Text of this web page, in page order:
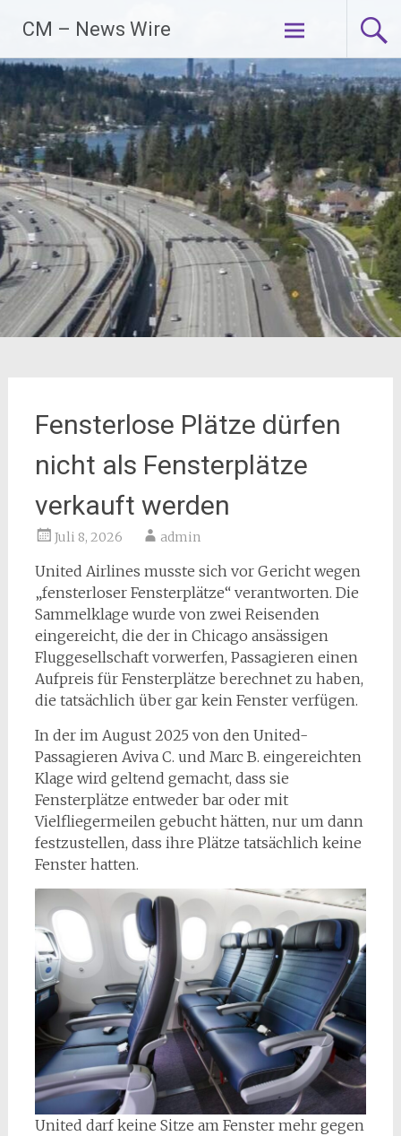
Inhalt
springen
CM – News Wire
Fensterlose Plätze dürfen
nicht als Fensterplätze
verkauft werden
Juli 8, 2026 admin
United Airlines musste sich vor Gericht wegen
„fensterloser Fensterplätze“ verantworten. Die
Sammelklage wurde von zwei Reisenden
eingereicht, die der in Chicago ansässigen
Fluggesellschaft vorwerfen, Passagieren einen
Aufpreis für Fensterplätze berechnet zu haben,
die tatsächlich über gar kein Fenster verfügen.
In der im August 2025 von den United-
Passagieren Aviva C. und Marc B. eingereichten
Klage wird geltend gemacht, dass sie
Fensterplätze entweder bar oder mit
Vielfliegermeilen gebucht hätten, nur um dann
festzustellen, dass ihre Plätze tatsächlich keine
Fenster hatten.
United darf keine Sitze am Fenster mehr gegen